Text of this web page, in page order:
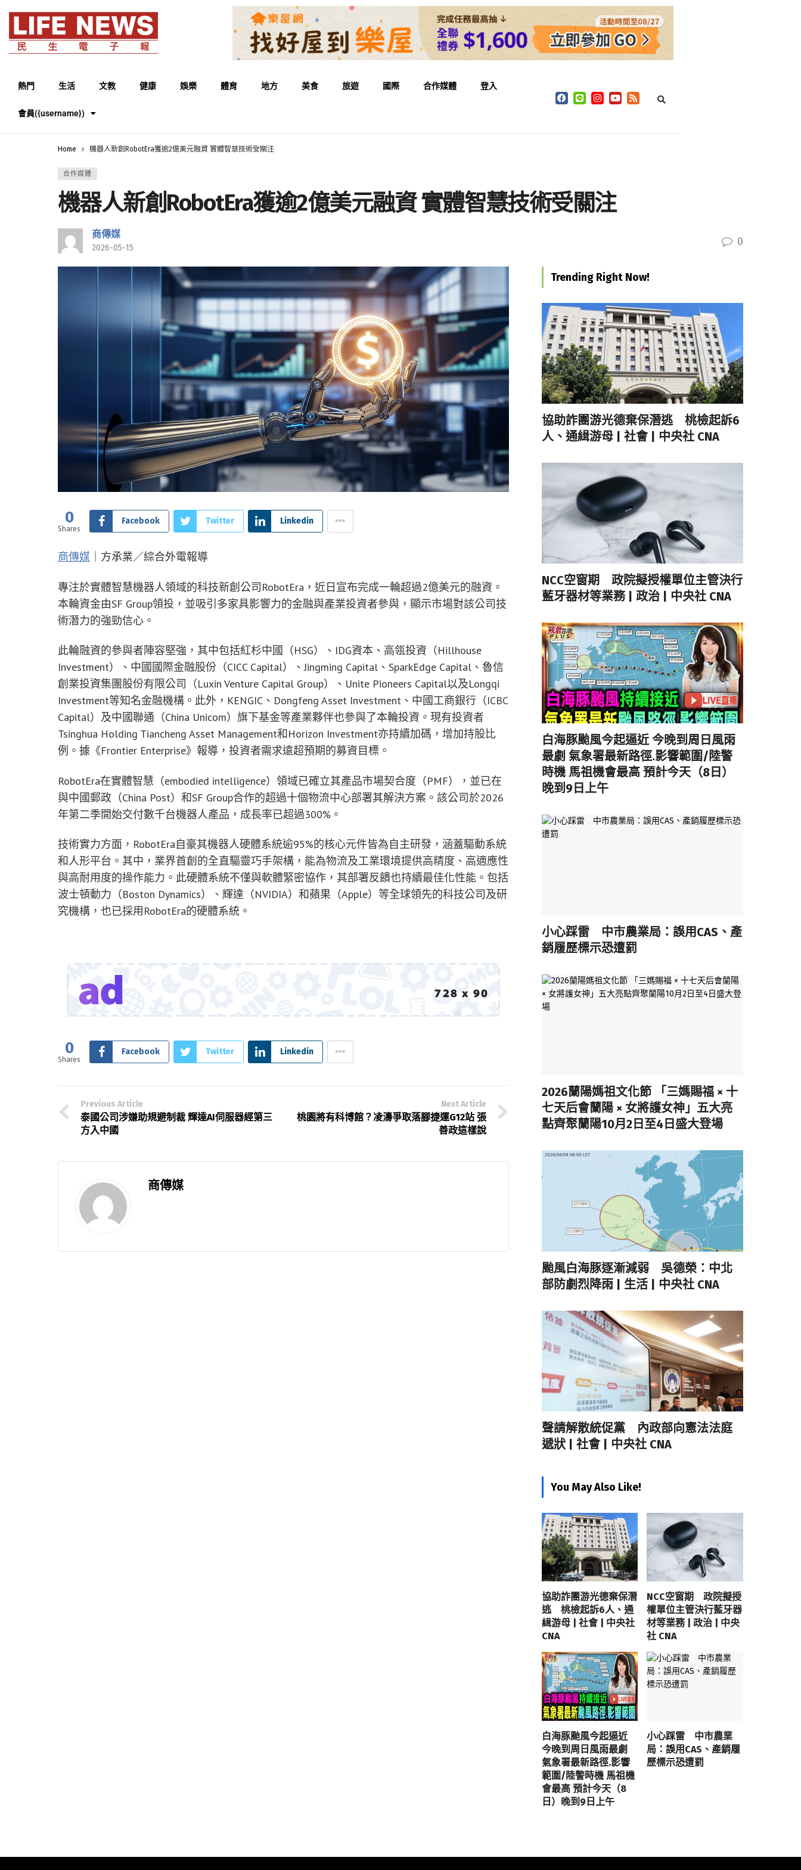
熱門 生活 文教 健康 娛樂 體育 地方 美食 旅遊 國際 合作媒體 登入
會員({username})
Home 機器人新創RobotEra獲逾2億美元融資 實體智慧技術受關注
合作媒體
機器人新創RobotEra獲逾2億美元融資 實體智慧技術受關注
商傳媒
2026-05-15 0
0
Shares
Facebook Twitter Linkedin
商傳媒 ｜方承業／綜合外電報導
專注於實體智慧機器人領域的科技新創公司RobotEra，近日宣布完成一輪超過2億美元的融資。
本輪資金由SF Group領投，並吸引多家具影響力的金融與產業投資者參與，顯示市場對該公司技
術潛力的強勁信心。
此輪融資的參與者陣容堅強，其中包括紅杉中國（HSG）、IDG資本、高瓴投資（Hillhouse
Investment）、中國國際金融股份（CICC Capital）、Jingming Capital、SparkEdge Capital、魯信
創業投資集團股份有限公司（Luxin Venture Capital Group）、Unite Pioneers Capital以及Longqi
Investment等知名金融機構。此外，KENGIC、Dongfeng Asset Investment、中國工商銀行（ICBC
Capital）及中國聯通（China Unicom）旗下基金等產業夥伴也參與了本輪投資。現有投資者
Tsinghua Holding Tiancheng Asset Management和Horizon Investment亦持續加碼，增加持股比
例。據《Frontier Enterprise》報導，投資者需求遠超預期的募資目標。
RobotEra在實體智慧（embodied intelligence）領域已確立其產品市場契合度（PMF），並已在
與中國郵政（China Post）和SF Group合作的超過十個物流中心部署其解決方案。該公司於2026
年第二季開始交付數千台機器人產品，成長率已超過300%。
技術實力方面，RobotEra自豪其機器人硬體系統逾95%的核心元件皆為自主研發，涵蓋驅動系統
和人形平台。其中，業界首創的全直驅靈巧手架構，能為物流及工業環境提供高精度、高適應性
與高耐用度的操作能力。此硬體系統不僅與軟體緊密協作，其部署反饋也持續最佳化性能。包括
波士頓動力（Boston Dynamics）、輝達（NVIDIA）和蘋果（Apple）等全球領先的科技公司及研
究機構，也已採用RobotEra的硬體系統。
0
Shares
Facebook Twitter Linkedin
Previous Article
泰國公司涉嫌助規避制裁 輝達AI伺服器經第三
方入中國
Next Article
桃園將有科博館？凌濤爭取落腳捷運G12站 張
善政這樣說
商傳媒
Trending Right Now!
協助詐團游光德棄保潛逃 桃檢起訴6
人、通緝游母 | 社會 | 中央社 CNA
NCC空窗期 政院擬授權單位主管決行
藍牙器材等業務 | 政治 | 中央社 CNA
白海豚颱風今起逼近 今晚到周日風雨
最劇 氣象署最新路徑.影響範圍/陸警
時機 馬祖機會最高 預計今天（8日）
晚到9日上午
小心踩雷 中市農業局：誤用CAS、產
銷履歷標示恐遭罰
2026蘭陽媽祖文化節 「三媽賜福 × 十
七天后會蘭陽 × 女將護女神」五大亮
點齊聚蘭陽10月2日至4日盛大登場
颱風白海豚逐漸減弱 吳德榮：中北
部防劇烈降雨 | 生活 | 中央社 CNA
聲請解散統促黨 內政部向憲法法庭
遞狀 | 社會 | 中央社 CNA
You May Also Like!
協助詐團游光德棄保潛
逃 桃檢起訴6人、通
緝游母 | 社會 | 中央社
CNA
NCC空窗期 政院擬授
權單位主管決行藍牙器
材等業務 | 政治 | 中央
社 CNA
白海豚颱風今起逼近
今晚到周日風雨最劇
氣象署最新路徑.影響
範圍/陸警時機 馬祖機
會最高 預計今天（8
日）晚到9日上午
小心踩雷 中市農業
局：誤用CAS、產銷履
歷標示恐遭罰